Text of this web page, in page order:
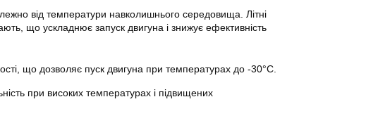
від температури навколишнього середовища. Літні
що ускладнює запуск двигуна і знижує ефективність
що дозволяє пуск двигуна при температурах до -30°C.
при високих температурах і підвищених